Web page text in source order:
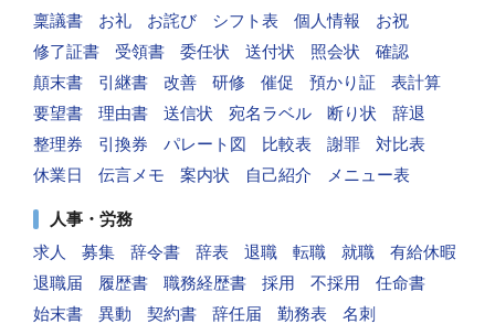
稟議書
お礼 お詫び シフト表 個人情報
お祝
修了証書
受領書 委任状 送付状 照会状
確認
顛末書
引継書 改善 研修 催促 預かり証
表計算
要望書
理由書 送信状 宛名ラベル 断り状
辞退
整理券
引換券 パレート図 比較表 謝罪
対比表
休業日
伝言メモ 案内状 自己紹介 メニュー表
人事・労務
求人
募集 辞令書 辞表 退職 転職 就職
有給休暇
退職届
履歴書 職務経歴書 採用 不採用
任命書
始末書
異動 契約書 辞任届 勤務表
名刺